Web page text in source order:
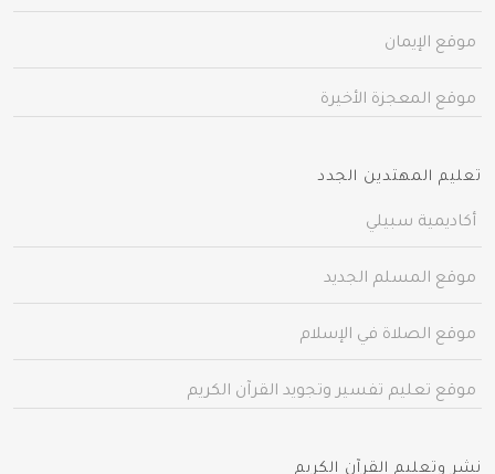
موقع الإيمان
موقع المعجزة الأخيرة
تعليم المهتدين الجدد
أكاديمية سبيلي
موقع المسلم الجديد
موقع الصلاة في الإسلام
موقع تعليم تفسير وتجويد القرآن الكريم
نشر وتعليم القرآن الكريم